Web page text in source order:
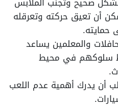
أن تعيق حركته وتعرقله
حمايته.
والمعلمين يساعد
سلوكهم في محيط
أن يدرك أهمية عدم اللعب